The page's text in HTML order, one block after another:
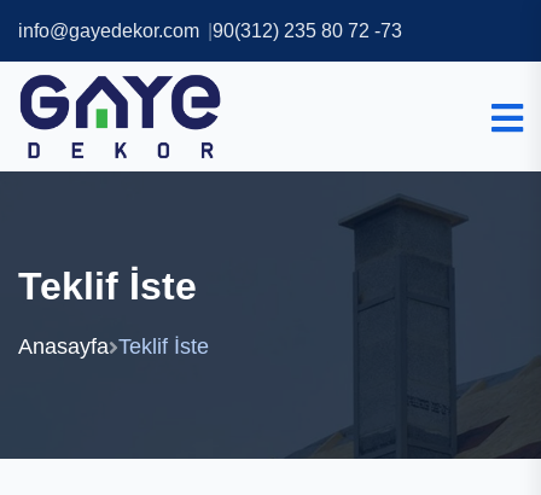
info@gayedekor.com 90(312) 235 80 72 -73
Teklif İste
Anasayfa Teklif İste